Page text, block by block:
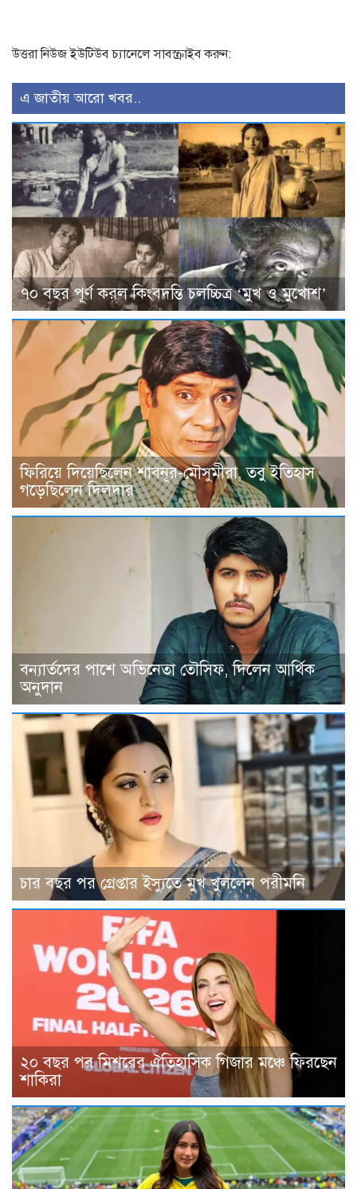
উত্তরা নিউজ ইউটিউব চ্যানেলে সাবস্ক্রাইব করুন:
এ জাতীয় আরো খবর..
৭০ বছর পূর্ণ করল কিংবদন্তি চলচ্চিত্র ‘মুখ ও মুখোশ’
ফিরিয়ে দিয়েছিলেন শাবনূর-মৌসুমীরা, তবু ইতিহাস
গড়েছিলেন দিলদার
বন্যার্তদের পাশে অভিনেতা তৌসিফ, দিলেন আর্থিক
অনুদান
চার বছর পর গ্রেপ্তার ইস্যুতে মুখ খুললেন পরীমনি
২০ বছর পর মিশরের ঐতিহাসিক গিজার মঞ্চে ফিরছেন
শাকিরা